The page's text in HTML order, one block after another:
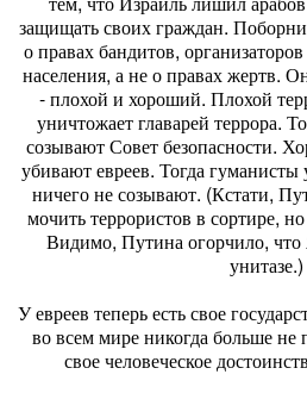
защищать своих граждан.
о правах бандитов,
населения, а не о правах жертв.
- плохой и хороший. Плохой
уничтожает главарей террора.
созывают Совет безопасности.
убивают евреев. Тогда гуманисты
ничего не созывают. (Кстати,
мочить террористов в сортире,
Видимо, Путина огорчило,
унитазе.)
У евреев теперь есть свое
во всем мире никогда больше
свое человеческое